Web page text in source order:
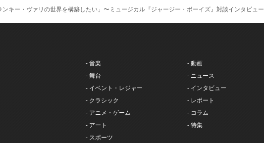
キー・ヴァリの世界を構築したい」〜ミュージカル『ジャージー・ボーイズ』対談インタビュー
- 音楽
- 舞台
- イベント・レジャー
- クラシック
- アニメ・ゲーム
- アート
- スポーツ
- 動画
- ニュース
- インタビュー
- レポート
- コラム
- 特集